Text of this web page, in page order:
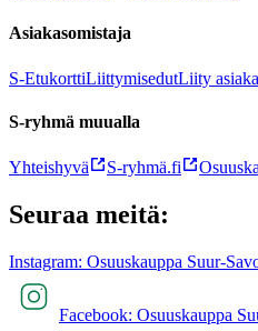
Asiakasomistaja
S-EtukorttiLiittymisedutLiity
S-ryhmä muualla
Yhteishyvä S-ryhmä.fi
Seuraa meitä:
Instagram: Osuuskauppa Suur-
Facebook: Osuuskauppa